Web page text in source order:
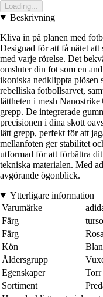
Loading...
Beskrivning
Kliva in på planen med
Designad för att få nätet
med varje rörelse. Det
omsluter din fot som en
ikoniska nedklippta plösen
rebelliska fotbollsarvet,
lättheten i mesh
grepp. De integrerade
precisionen i dina skott
lätt grepp, perfekt för att
mellanfoten ger stabilitet
utformad för att förbättra
tekniska materialen. Med
avgörande ögonblick.
Ytterligare information
Varumärke
Färg
Färg
Rosa
Kön
Åldersgrupp
Egenskaper
Torr
Sortiment